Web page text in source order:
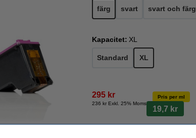
färg svart svart och färg
Kapacitet: XL
Standard XL
295 kr
236 kr Exkl. 25% Moms
Pris per ml
19,7 kr